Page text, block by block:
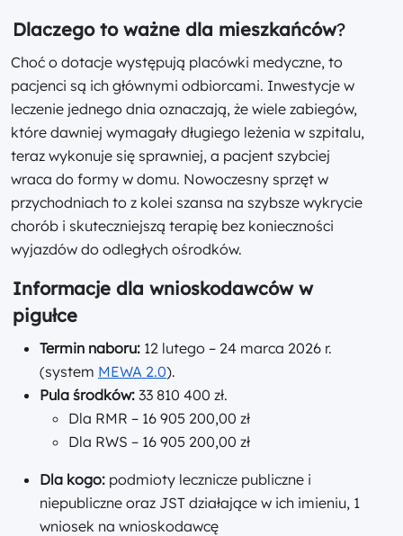
Dlaczego to ważne dla mieszkańców?
Choć o dotacje występują placówki medyczne, to
pacjenci są ich głównymi odbiorcami. Inwestycje w
leczenie jednego dnia oznaczają, że wiele zabiegów,
które dawniej wymagały długiego leżenia w szpitalu,
teraz wykonuje się sprawniej, a pacjent szybciej
wraca do formy w domu. Nowoczesny sprzęt w
przychodniach to z kolei szansa na szybsze wykrycie
chorób i skuteczniejszą terapię bez konieczności
wyjazdów do odległych ośrodków.
Informacje dla wnioskodawców w
pigułce
Termin naboru: 12 lutego – 24 marca 2026 r.
(system MEWA 2.0).
Pula środków: 33 810 400 zł.
Dla RMR – 16 905 200,00 zł
Dla RWS – 16 905 200,00 zł
Dla kogo: podmioty lecznicze publiczne i
niepubliczne oraz JST działające w ich imieniu, 1
wniosek na wnioskodawcę